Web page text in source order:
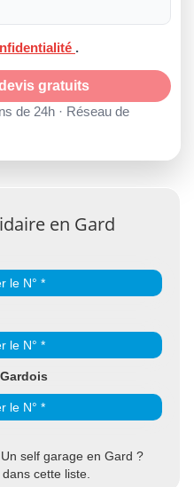
.
gratuits
de 24h · Réseau de
en Gard
le N° *
le N° *
le N° *
self garage en Gard ?
cette liste.